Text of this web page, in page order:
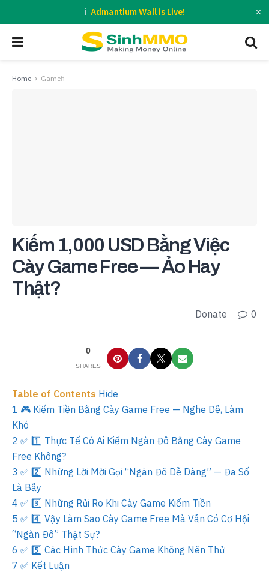
Admantium Wall is Live! ×
Home Gamefi
Kiếm 1,000 USD Bằng Việc
Cày Game Free — Ảo Hay
Thật?
Donate 0
0
SHARES
Table of Contents Hide
1 🎮 Kiếm Tiền Bằng Cày Game Free — Nghe Dễ, Làm
Khó
2 ✅ 1️⃣ Thực Tế Có Ai Kiếm Ngàn Đô Bằng Cày Game
Free Không?
3 ✅ 2️⃣ Những Lời Mời Gọi “Ngàn Đô Dễ Dàng” — Đa Số
Là Bẫy
4 ✅ 3️⃣ Những Rủi Ro Khi Cày Game Kiếm Tiền
5 ✅ 4️⃣ Vậy Làm Sao Cày Game Free Mà Vẫn Có Cơ Hội
“Ngàn Đô” Thật Sự?
6 ✅ 5️⃣ Các Hình Thức Cày Game Không Nên Thử
7 ✅ Kết Luận